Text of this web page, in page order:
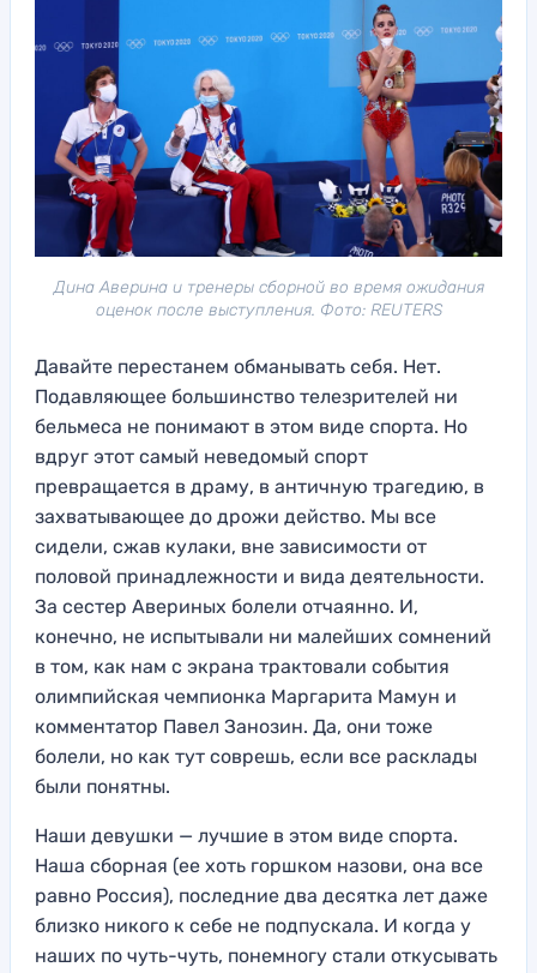
Дина Аверина и тренеры сборной во время ожидания
оценок после выступления. Фото: REUTERS
Давайте перестанем обманывать себя. Нет.
Подавляющее большинство телезрителей ни
бельмеса не понимают в этом виде спорта. Но
вдруг этот самый неведомый спорт
превращается в драму, в античную трагедию, в
захватывающее до дрожи действо. Мы все
сидели, сжав кулаки, вне зависимости от
половой принадлежности и вида деятельности.
За сестер Авериных болели отчаянно. И,
конечно, не испытывали ни малейших сомнений
в том, как нам с экрана трактовали события
олимпийская чемпионка Маргарита Мамун и
комментатор Павел Занозин. Да, они тоже
болели, но как тут соврешь, если все расклады
были понятны.
Наши девушки — лучшие в этом виде спорта.
Наша сборная (ее хоть горшком назови, она все
равно Россия), последние два десятка лет даже
близко никого к себе не подпускала. И когда у
наших по чуть-чуть, понемногу стали откусывать